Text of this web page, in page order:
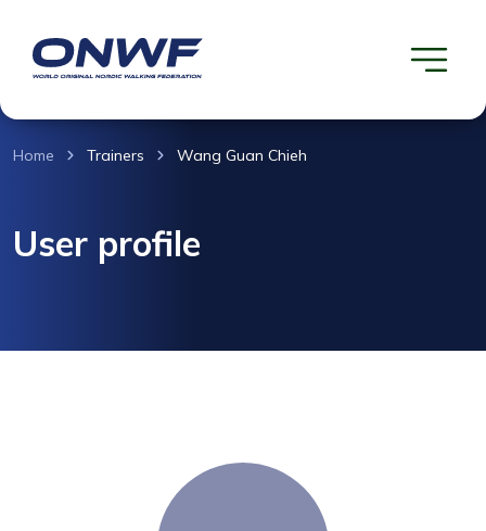
Home Trainers Wang Guan Chieh
User profile